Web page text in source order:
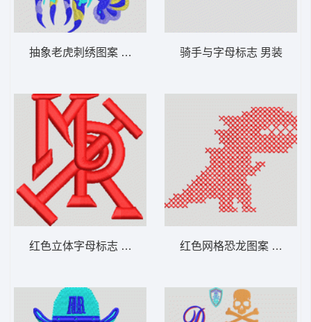
抽象老虎刺绣图案 男装
红色立体字母标志 男装
骑手与字母标志 男装
红色网格恐龙图案 男装